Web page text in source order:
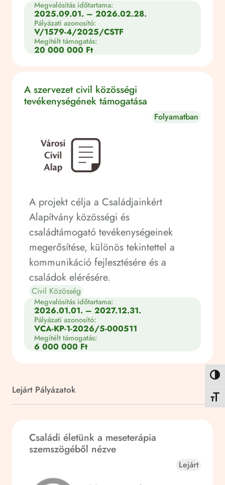
Megvalósítás időtartama:
2025.09.01. – 2026.02.28.
Pályázati azonosító:
V/1579-4/2025/CSTF
Megítélt támogatás:
20 000 000 Ft
A szervezet civil közösségi
tevékenységének támogatása
Folyamatban
A projekt célja a Családjainkért
Alapítvány közösségi és
családtámogató tevékenységeinek
megerősítése, különös tekintettel a
kommunikáció fejlesztésére és a
családok elérésére.
Civil Közösség
Megvalósítás időtartama:
2026.01.01. – 2027.12.31.
Pályázati azonosító:
VCA-KP-1-2026/5-000511
Megítélt támogatás:
6 000 000 Ft
Lejárt Pályázatok
Családi életünk a meseterápia
szemszögéből nézve
Lejárt